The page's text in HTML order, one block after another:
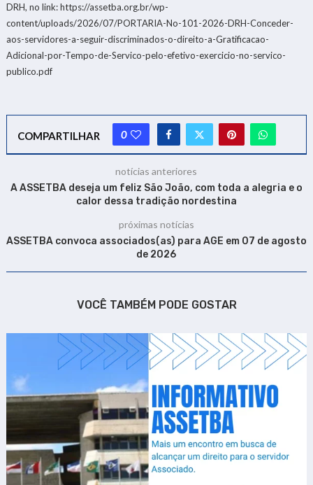
DRH, no link: https://assetba.org.br/wp-
content/uploads/2026/07/PORTARIA-No-101-2026-DRH-Conceder-
aos-servidores-a-seguir-discriminados-o-direito-a-Gratificacao-
Adicional-por-Tempo-de-Servico-pelo-efetivo-exercicio-no-servico-
publico.pdf
COMPARTILHAR 0
notícias anteriores
A ASSETBA deseja um feliz São João, com toda a alegria e o
calor dessa tradição nordestina
próximas notícias
ASSETBA convoca associados(as) para AGE em 07 de agosto
de 2026
VOCÊ TAMBÉM PODE GOSTAR